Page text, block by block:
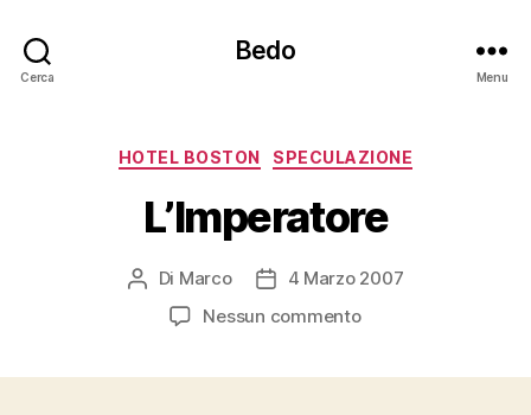
Cerca
Bedo
Menu
Categorie
HOTEL BOSTON SPECULAZIONE
L’Imperatore
Autore
articolo
Di Marco
Data4 Marzo 2007
Nessun commentosu